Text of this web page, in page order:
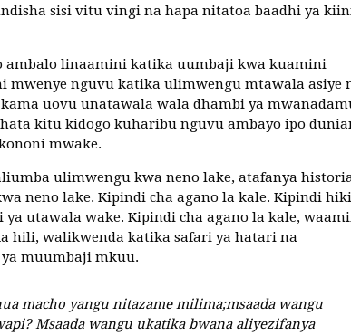
sisi vitu vingi na hapa nitatoa baadhi ya
ambalo linaamini katika uumbaji kwa kuamini
mwenye nguvu katika ulimwengu mtawala asiye
uovu unatawala wala dhambi ya
kitu kidogo kuharibu nguvu ambayo ipo
mwake.
ulimwengu kwa neno lake, atafanya
neno lake. Kipindi cha agano la kale. Kipindi hiki
ya utawala wake. Kipindi cha agano la kale,
hili, walikwenda katika safari ya hatari na
muumbaji mkuu.
macho yangu nitazame milima;msaada wangu
Msaada wangu ukatika bwana aliyezifanya